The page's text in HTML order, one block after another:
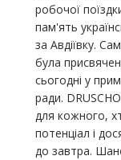
робочої
пам'ять
за Авдіївку.
була
сьогодні у
ради.
для кожного,
потенціал і
до завтра.